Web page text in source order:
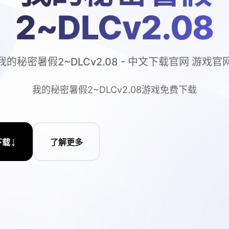
2~DLCv2.08
的秘密暑假2~DLCv2.08 - 中文下载官网 游戏官
我的秘密暑假2~DLCv2.08游戏免费下载
载↓ 了解更多